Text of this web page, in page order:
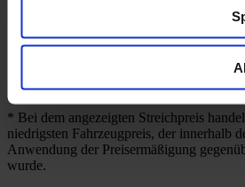
Kraftstoffverbrauch (kombiniert
2
* Bei dem angezeigten Streichpreis
niedrigsten Fahrzeugpreis, der innerhalb
Anwendung der Preisermäßigung
wurde.